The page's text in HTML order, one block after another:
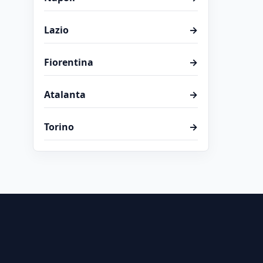
Lazio →
Fiorentina →
Atalanta →
Torino →